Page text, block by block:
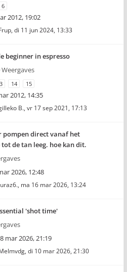
6
2012, 19:02
, di 11 jun 2024, 13:33
beginner in espresso
Weergaves
14 15
2012, 14:35
B., vr 17 sep 2021, 17:13
pompen direct vanaf het
de tan leeg. hoe kan dit.
2026, 12:48
, ma 16 mar 2026, 13:24
'shot time'
mar 2026, 21:19
, di 10 mar 2026, 21:30